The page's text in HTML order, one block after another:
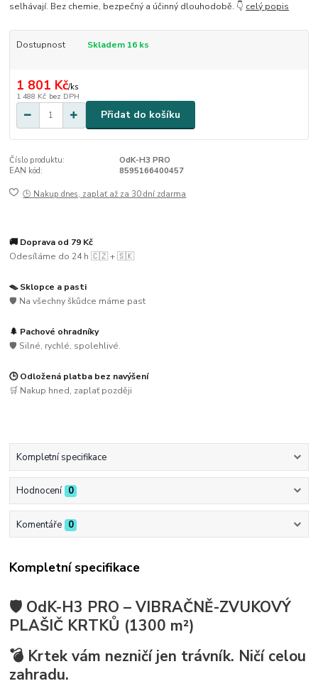
selhávají. Bez chemie, bezpečný a účinný dlouhodobě. 👇 celý popis
Dostupnost Skladem 16 ks
1 801 Kč/ks
1 488 Kč bez DPH
Přidat do košíku
Číslo produktu:
OdK-H3 PRO
EAN kód:
8595166400457
🕒 Nakup dnes, zaplať až za 30 dní zdarma
🚚 Doprava od 79 Kč
Odesíláme do 24 h 🇨🇿 + 🇸🇰
🪤 Sklopce a pasti
🛡️ Na všechny škůdce máme past
🌲 Pachové ohradníky
🛡️ Silné, rychlé, spolehlivé.
🕒 Odložená platba bez navýšení
🛒 Nakup hned, zaplať později
Kompletní specifikace
Hodnocení 0
Komentáře 0
Kompletní specifikace
🛡️ OdK-H3 PRO – VIBRAČNĚ-ZVUKOVÝ
PLAŠIČ KRTKŮ (1300 m²)
💣 Krtek vám nezničí jen trávník. Ničí celou
zahradu.